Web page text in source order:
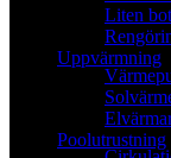
Liten
Uppvärmning
Poolutrustning